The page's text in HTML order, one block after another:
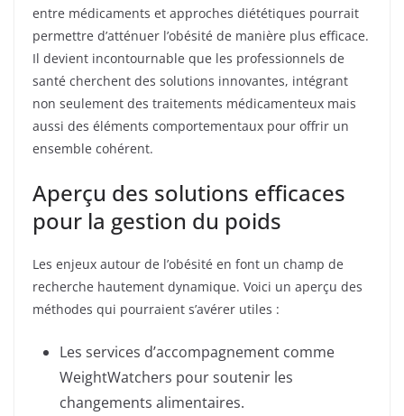
entre médicaments et approches diététiques pourrait
permettre d’atténuer l’obésité de manière plus efficace.
Il devient incontournable que les professionnels de
santé cherchent des solutions innovantes, intégrant
non seulement des traitements médicamenteux mais
aussi des éléments comportementaux pour offrir un
ensemble cohérent.
Aperçu des solutions efficaces
pour la gestion du poids
Les enjeux autour de l’obésité en font un champ de
recherche hautement dynamique. Voici un aperçu des
méthodes qui pourraient s’avérer utiles :
Les services d’accompagnement comme
WeightWatchers pour soutenir les
changements alimentaires.